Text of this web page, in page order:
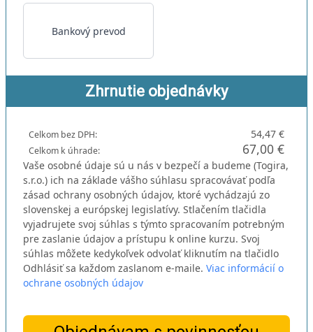
Bankový prevod
Zhrnutie objednávky
Celkom bez DPH: 54,47 €
Celkom k úhrade: 67,00 €
Vaše osobné údaje sú u nás v bezpečí a budeme (Togira,
s.r.o.) ich na základe vášho súhlasu spracovávať podľa
zásad ochrany osobných údajov, ktoré vychádzajú zo
slovenskej a európskej legislatívy. Stlačením tlačidla
vyjadrujete svoj súhlas s týmto spracovaním potrebným
pre zaslanie údajov a prístupu k online kurzu. Svoj
súhlas môžete kedykoľvek odvolať kliknutím na tlačidlo
Odhlásiť sa každom zaslanom e-maile. Viac informácií o
ochrane osobných údajov